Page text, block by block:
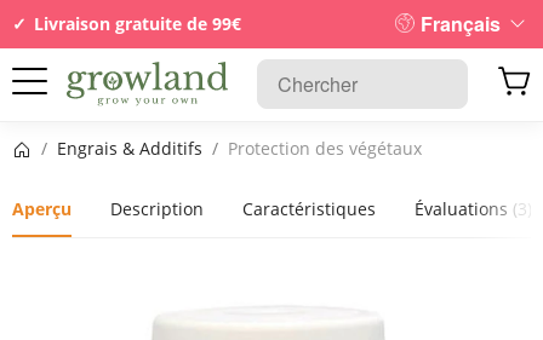
Livraison gratuite de 99€ Français
Page d’accueil
/ Engrais & Additifs / Protection des végétaux
Aperçu Description Caractéristiques Évaluations (3)